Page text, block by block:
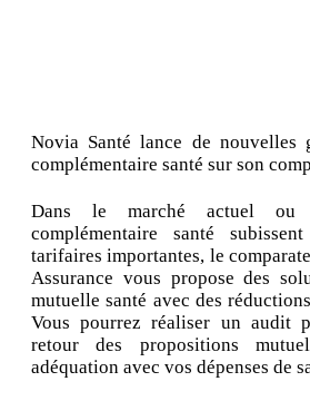
Novia Santé lance de nouvelles
complémentaire santé sur son
Dans le marché actuel ou
complémentaire santé
tarifaires importantes, le
Assurance vous propose des
mutuelle santé avec des
Vous pourrez réaliser un audit
retour des propositions
adéquation avec vos dépenses de